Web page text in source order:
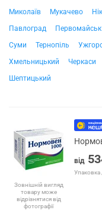
Миколаїв
Мукачево
Павлоград
Первомайськ
Суми
Тернопіль
Хмельницький
Черкаси
Шептицький
Зовнішній вигляд
товару може
відрізнятися від
фотографії
від
Упаковка